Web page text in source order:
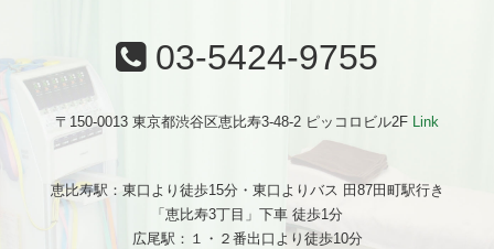
03-5424-9755
〒150-0013 東京都渋谷区恵比寿3-48-2 ピッコロビル2F Link
恵比寿駅：東口より徒歩15分・東口よりバス 田87田町駅行き
「恵比寿3丁目」下車 徒歩1分
広尾駅：１・２番出口より徒歩10分